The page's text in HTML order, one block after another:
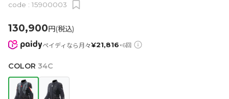
code : 15900003
130,900円(税込)
ペイディなら月々¥21,816×6回
COLOR 34C